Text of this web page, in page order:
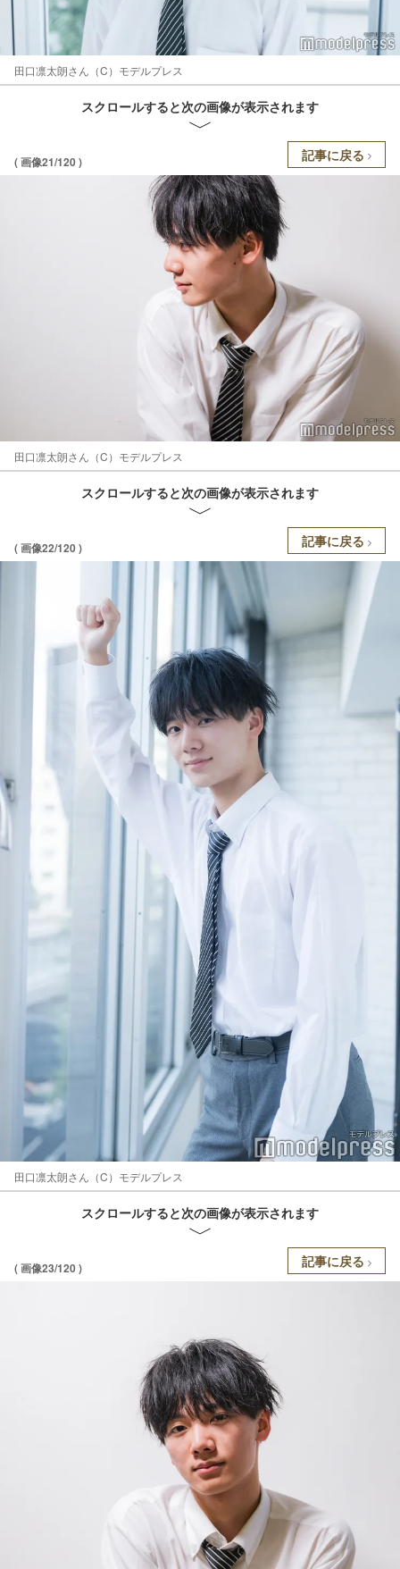
田口凛太朗さん（C）モデルプレス
スクロールすると次の画像が表示されます
( 画像21/120 ) 記事に戻る
田口凛太朗さん（C）モデルプレス
スクロールすると次の画像が表示されます
( 画像22/120 ) 記事に戻る
田口凛太朗さん（C）モデルプレス
スクロールすると次の画像が表示されます
( 画像23/120 ) 記事に戻る